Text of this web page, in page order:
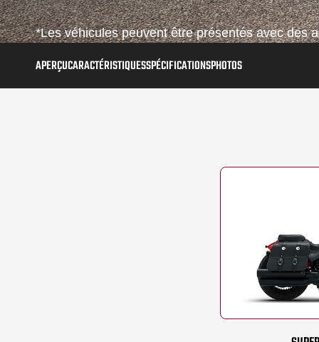
*Les véhicules peuvent être présentés avec des
APERÇUCARACTÉRISTIQUESSPÉCIFICATIONSPHOTOS